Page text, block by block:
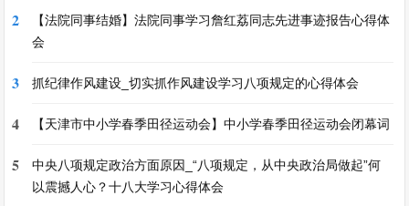
2
【法院同事结婚】法院同事学习詹红荔同志先进事迹报告心得体
会
3 抓纪律作风建设_切实抓作风建设学习八项规定的心得体会
4 【天津市中小学春季田径运动会】中小学春季田径运动会闭幕词
5
中央八项规定政治方面原因_“八项规定，从中央政治局做起”何
以震撼人心？十八大学习心得体会